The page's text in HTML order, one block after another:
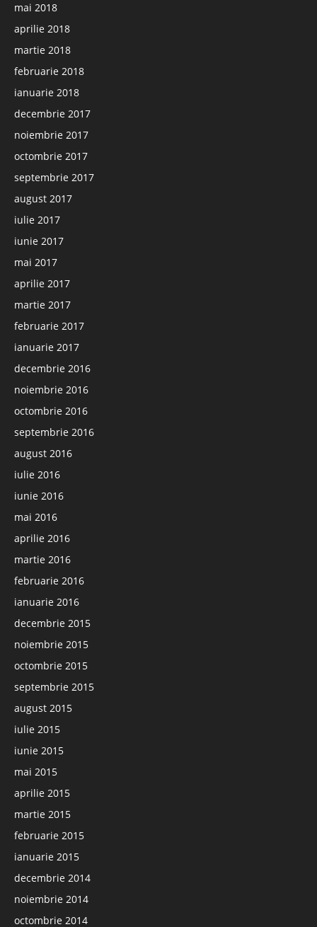
mai 2018
aprilie 2018
martie 2018
februarie 2018
ianuarie 2018
decembrie 2017
noiembrie 2017
octombrie 2017
septembrie 2017
august 2017
iulie 2017
iunie 2017
mai 2017
aprilie 2017
martie 2017
februarie 2017
ianuarie 2017
decembrie 2016
noiembrie 2016
octombrie 2016
septembrie 2016
august 2016
iulie 2016
iunie 2016
mai 2016
aprilie 2016
martie 2016
februarie 2016
ianuarie 2016
decembrie 2015
noiembrie 2015
octombrie 2015
septembrie 2015
august 2015
iulie 2015
iunie 2015
mai 2015
aprilie 2015
martie 2015
februarie 2015
ianuarie 2015
decembrie 2014
noiembrie 2014
octombrie 2014